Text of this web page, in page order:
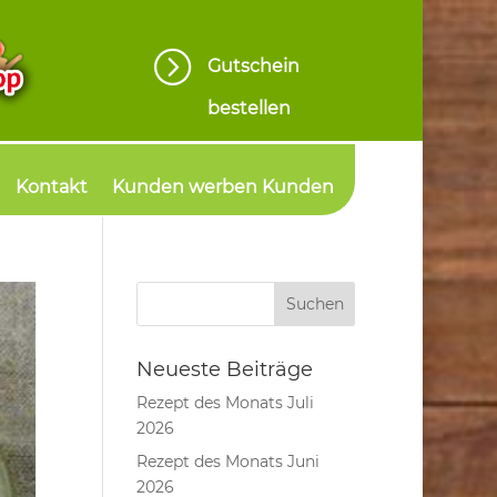
=
Gutschein
bestellen
Kontakt Kunden werben Kunden
Neueste Beiträge
Rezept des Monats Juli
2026
Rezept des Monats Juni
2026